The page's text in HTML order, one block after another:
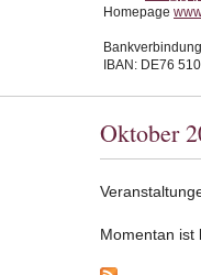
Homepage
IBAN: DE76
Oktober
Momentan ist